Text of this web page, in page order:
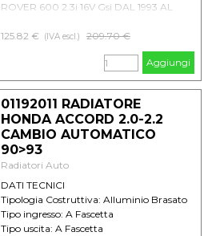
ROVER 600 2.3i 16V Gsi DAL 1993 AL
125.82 €
(IVA escl.) Prezzo senza sconto
209.70 €
Aggiungi
01192011 RADIATORE
HONDA ACCORD 2.0-2.2
CAMBIO AUTOMATICO
90>93
Radiatori Auto
DATI TECNICI
Tipologia Costruttiva: Alluminio Brasato
Tipo ingresso: A Fascetta
Tipo uscita: A Fascetta